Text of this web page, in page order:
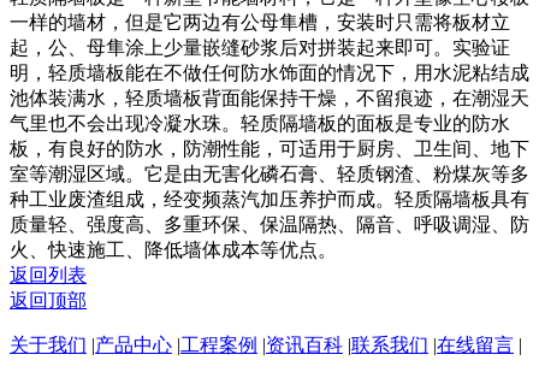
一样的墙材，但是它两边有公母隼槽，安装时只需将板材立
起，公、母隼涂上少量嵌缝砂浆后对拼装起来即可。实验证
明，轻质墙板能在不做任何防水饰面的情况下，用水泥粘结成
池体装满水，轻质墙板背面能保持干燥，不留痕迹，在潮湿天
气里也不会出现冷凝水珠。轻质隔墙板的面板是专业的防水
板，有良好的防水，防潮性能，可适用于厨房、卫生间、地下
室等潮湿区域。它是由无害化磷石膏、轻质钢渣、粉煤灰等多
种工业废渣组成，经变频蒸汽加压养护而成。轻质隔墙板具有
质量轻、强度高、多重环保、保温隔热、隔音、呼吸调湿、防
火、快速施工、降低墙体成本等优点。
返回列表
返回顶部
关于我们 |产品中心 |工程案例 |资讯百科 |联系我们 |在线留言 |